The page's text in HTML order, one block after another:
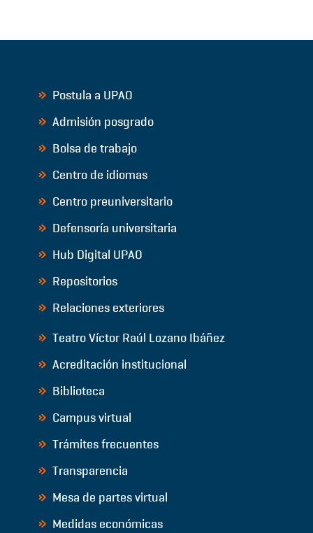
Postula a UPAO
Admisión posgrado
Bolsa de trabajo
Centro de idiomas
Centro preuniversitario
Defensoría universitaria
Hub Digital UPAO
Repositorios
Relaciones exteriores
Teatro Víctor Raúl Lozano Ibáñez
Acreditación institucional
Biblioteca
Campus virtual
Trámites frecuentes
Transparencia
Mesa de partes virtual
Medidas económicas